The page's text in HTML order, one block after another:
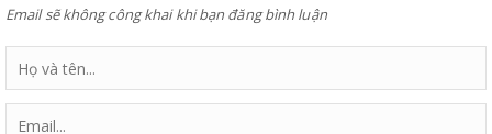
Email sẽ không công khai khi bạn đăng bình luận